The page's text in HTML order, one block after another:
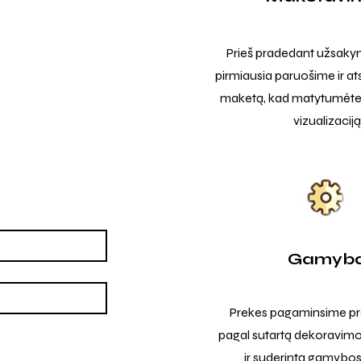
Prieš pradedant
pirmiausia paruošime ir
maketą, kad
vizualizaciją
Prekes pagaminsime
pagal sutartą
ir suderintą